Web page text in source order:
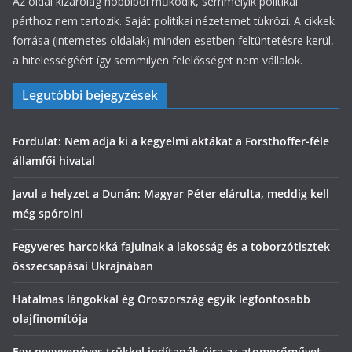
párthoz nem tartozik. Saját politikai nézetemet tükrözi. A cikkek
forrása (internetes oldalak) minden esetben feltüntetésre kerül,
a hitelességéért így semmilyen felelősséget nem vállalok.
Legutóbbi bejegyzések
Fordulat: Nem adja ki a kegyelmi aktákat a Forsthoffer-féle
államfői hivatal
Javul a helyzet a Dunán: Magyar Péter elárulta, meddig kell
még spórolni
Fegyveres harcokká fajulnak a lakosság és a toborzótisztek
összecsapásai Ukrajnában
Hatalmas lángokkal ég Oroszország egyik legfontosabb
olajfinomítója